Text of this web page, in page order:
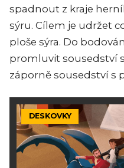
spadnout z kraje
sýru. Cílem je udržet
ploše sýra. Do
promluvit sousedství
záporně sousedství s
DESKOVKY